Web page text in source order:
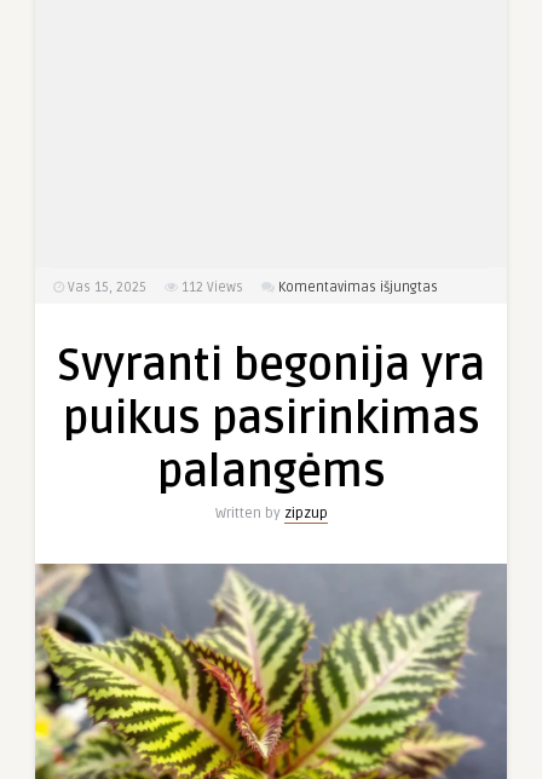
Vas 15, 2025 112 Views Komentavimas išjungtas
yra
pasirinkimas
Svyranti begonija yra
puikus pasirinkimas
palangėms
Written by zipzup